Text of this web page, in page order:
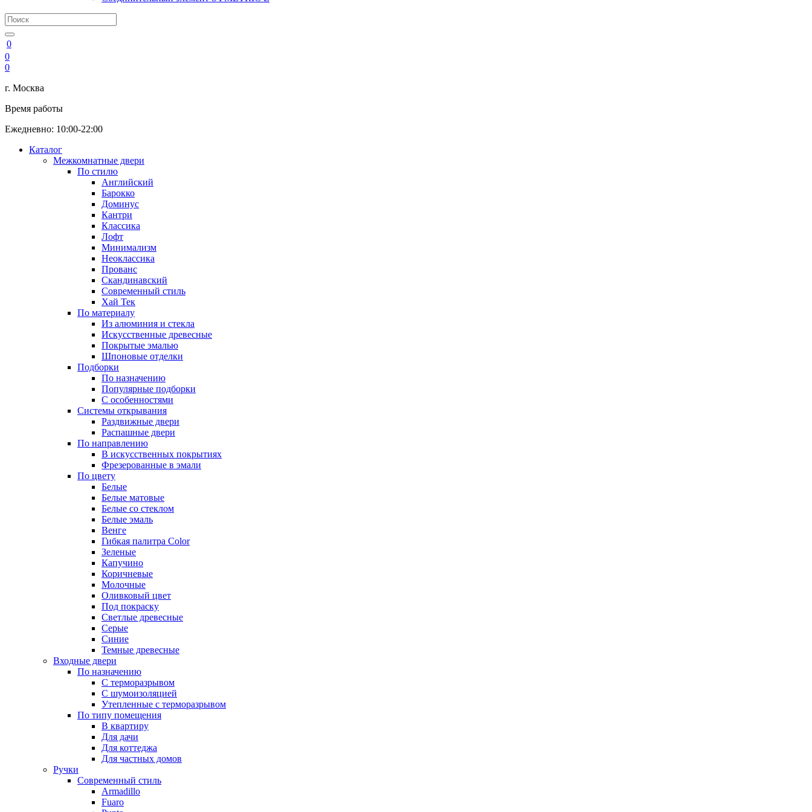
0
0
0
г. Москва
Время работы
Ежедневно: 10:00-22:00
Каталог
Межкомнатные двери
По стилю
Английский
Барокко
Доминус
Кантри
Классика
Лофт
Минимализм
Неоклассика
Прованс
Скандинавский
Современный стиль
Хай Тек
По материалу
Из алюминия и стекла
Искусственные древесные
Покрытые эмалью
Шпоновые отделки
Подборки
По назначению
Популярные подборки
С особенностями
Системы открывания
Раздвижные двери
Распашные двери
По направлению
В искусственных покрытиях
Фрезерованные в эмали
По цвету
Белые
Белые матовые
Белые со стеклом
Белые эмаль
Венге
Гибкая палитра Color
Зеленые
Капучино
Коричневые
Молочные
Оливковый цвет
Под покраску
Светлые древесные
Серые
Синие
Темные древесные
Входные двери
По назначению
С терморазрывом
С шумоизоляцией
Утепленные с терморазрывом
По типу помещения
В квартиру
Для дачи
Для коттеджа
Для частных домов
Ручки
Современный стиль
Armadillo
Fuaro